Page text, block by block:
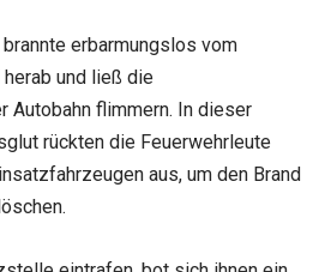
erbarmungslos vom
und ließ die
Autobahn flimmern. In dieser
rückten die Feuerwehrleute
aus, um den Brand